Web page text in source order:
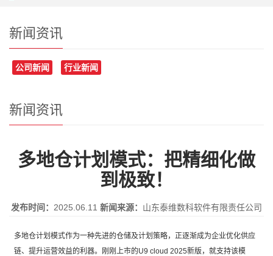
新闻资讯
公司新闻 行业新闻
新闻资讯
多地仓计划模式：把精细化做
到极致！
发布时间： 2025.06.11 新闻来源： 山东泰维数科软件有限责任公司
多地仓计划模式作为一种先进的仓储及计划策略，正逐渐成为企业优化供应
链、提升运营效益的利器。刚刚上市的U9 cloud 2025新版，就支持该模